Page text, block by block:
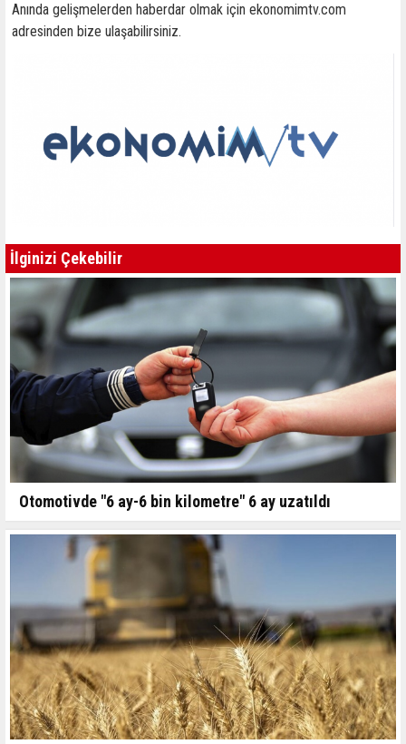
Anında gelişmelerden haberdar olmak için ekonomimtv.com
adresinden bize ulaşabilirsiniz.
İlginizi Çekebilir
Otomotivde "6 ay-6 bin kilometre" 6 ay uzatıldı